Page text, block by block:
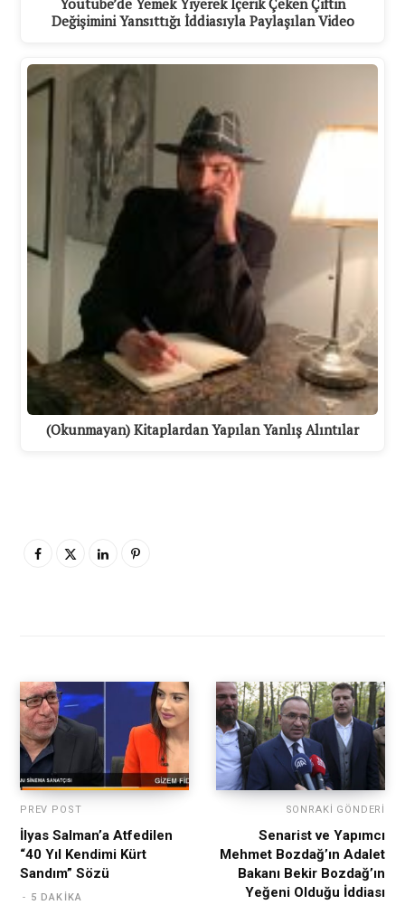
Youtube’de Yemek Yiyerek İçerik Çeken Çiftin
Değişimini Yansıttığı İddiasıyla Paylaşılan Video
(Okunmayan) Kitaplardan Yapılan Yanlış Alıntılar
PREV POST
İlyas Salman’a Atfedilen
“40 Yıl Kendimi Kürt
Sandım” Sözü
5 DAKIKA
SONRAKI GÖNDERI
Senarist ve Yapımcı
Mehmet Bozdağ’ın Adalet
Bakanı Bekir Bozdağ’ın
Yeğeni Olduğu İddiası